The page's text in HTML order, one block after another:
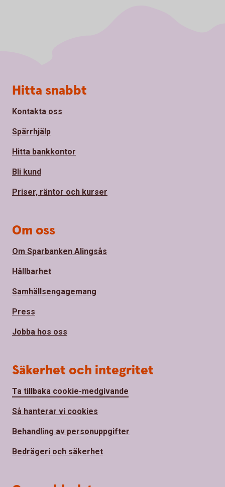
Sidfot
Hitta snabbt
Kontakta oss
Spärrhjälp
Hitta bankkontor
Bli kund
Priser, räntor och kurser
Om oss
Om Sparbanken Alingsås
Hållbarhet
Samhällsengagemang
Press
Jobba hos oss
Säkerhet och integritet
Ta tillbaka cookie-medgivande
Så hanterar vi cookies
Behandling av personuppgifter
Bedrägeri och säkerhet